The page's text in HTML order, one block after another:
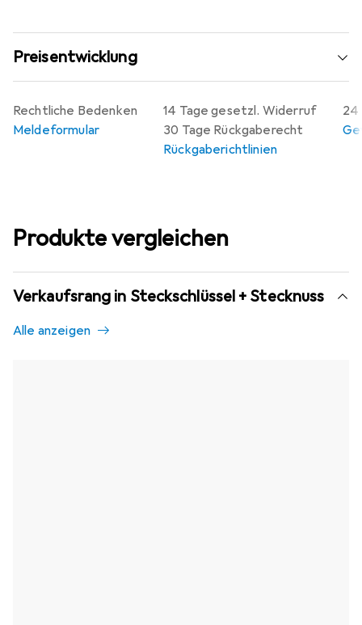
Preisentwicklung
14 Tage gesetzl. Widerruf
30 Tage Rückgaberecht
Rückgaberichtlinien
24
Rechtliche Bedenken
Meldeformular
Produkte vergleichen
Verkaufsrang in Steckschlüssel + Stecknuss
Alle anzeigen